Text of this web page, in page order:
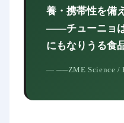
養・携帯性を備
——チューニョ
にもなりうる食
──ZME Science /